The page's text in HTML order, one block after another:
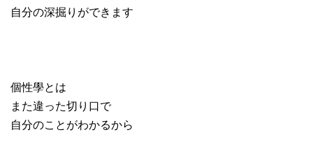
自分の深掘りができます
個性學とは
また違った切り口で
自分のことがわかるから